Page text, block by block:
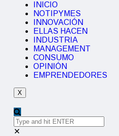
INICIO
NOTIPYMES
INNOVACIÓN
ELLAS HACEN
INDUSTRIA
MANAGEMENT
CONSUMO
OPINIÓN
EMPRENDEDORES
X
✕